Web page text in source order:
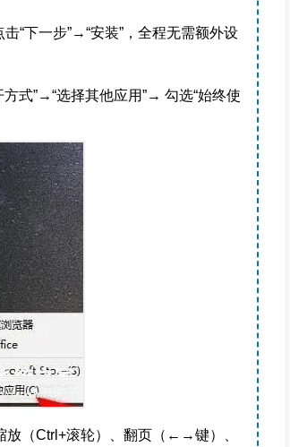
“下一步”→“安装”，全程无需额外设
式”→“选择其他应用”→ 勾选“始终使
放（Ctrl+滚轮）、翻页（←→键）、